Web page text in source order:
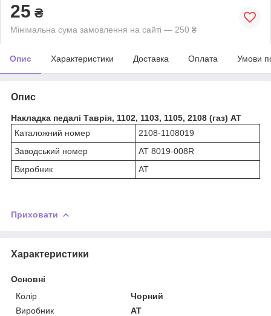
25 ₴
Мінімальна сума замовлення на сайті — 250 ₴
Опис Характеристики Доставка Оплата Умови
Опис
Накладка педалі Таврія, 1102, 1103, 1105, 2108 (газ) АТ
Каталожний номер
2108-1108019
Заводський номер
AT 8019-008R
Виробник
АТ
Приховати
Характеристики
Основні
Колір
Чорний
Виробник
AT